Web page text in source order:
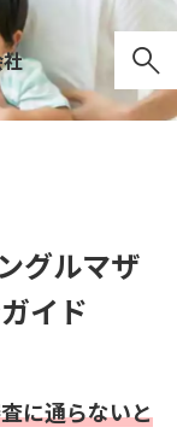
グルマザ
イド
に通らないと